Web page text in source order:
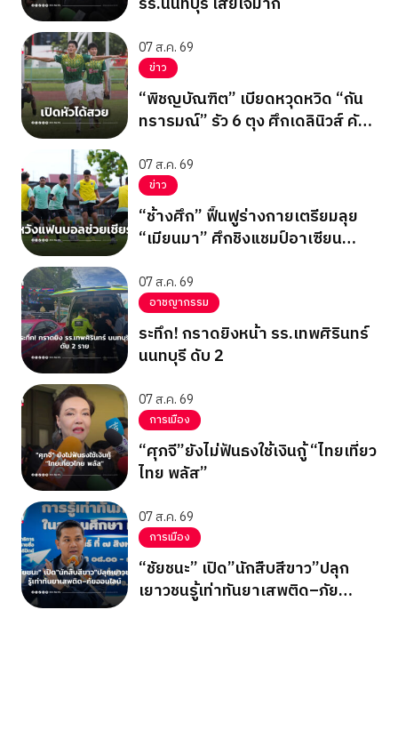
07 ส.ค. 69
ข่าว
“พิชญบัณฑิต” เบียดหวุดหวิด “กัน
ทรารมณ์” รัว 6 ตุง ศึกเดลินิวส์ คัพ
07 ส.ค. 69
ข่าว
“ช้างศึก” ฟื้นฟูร่างกายเตรียมลุย
“เมียนมา” ศึกชิงแชมป์อาเซียน
สุดท้าย
07 ส.ค. 69
อาชญากรรม
ระทึก! กราดยิงหน้า รร.เทพศิรินทร์
นนทบุรี ดับ 2
07 ส.ค. 69
การเมือง
“ศุภจี”ยังไม่ฟันธงใช้เงินกู้ “ไทยเที่ยว
ไทย พลัส”
07 ส.ค. 69
การเมือง
“ชัยชนะ” เปิด”นักสืบสีขาว”ปลุก
เยาวชนรู้เท่าทันยาเสพติด–ภัย